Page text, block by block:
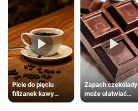
Picie do pięciu
filiżanek kawy
dziennie jest
Zapach czekolady
może ułatwiać
trening siłowy